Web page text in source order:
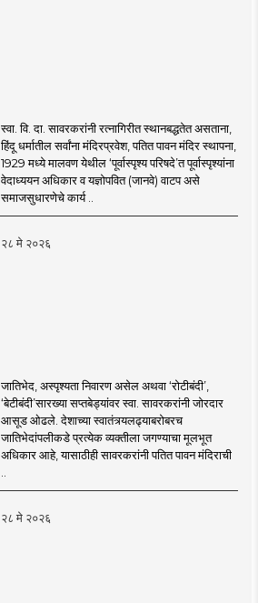
स्वा. वि. दा. सावरकरांनी रत्नागिरीत स्थानबद्धतेत असताना,
हिंदू धर्मातील सर्वांना मंदिरप्रवेश, पतित पावन मंदिर स्थापना,
1929 मध्ये मालवण येथील ‘पूर्वास्पृश्य परिषदे’त पूर्वास्पृश्यांना
वेदाध्ययन अधिकार व यज्ञोपवित (जानवे) वाटप असे
समाजसुधारणेचे कार्य ..
२८ मे २०२६
जातिभेद, अस्पृश्यता निवारण असेल अथवा ‘रोटीबंदी’,
‘बेटीबंदी’सारख्या सप्तबेड्यांवर स्वा. सावरकरांनी जोरदार
आसूड ओढले. देशाच्या स्वातंत्र्यलढ्याबरोबरच
जातिभेदांपलीकडे प्रत्येक व्यक्तीला जगण्याचा मूलभूत
अधिकार आहे, यासाठीही सावरकरांनी पतित पावन मंदिराची
२८ मे २०२६